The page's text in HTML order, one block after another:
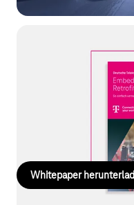
Whitepaper
Zukunft gestalten mit
Whitepaper zeigt, wie Sie
Services neue
entscheidenden
Whitepaper